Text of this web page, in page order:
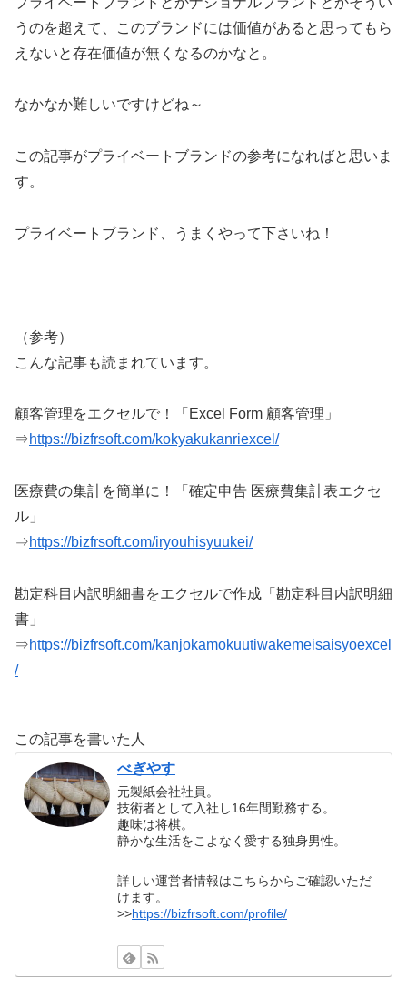
うのを超えて、このブランドには価値があると思ってもら
えないと存在価値が無くなるのかなと。
なかなか難しいですけどね～
この記事がプライベートブランドの参考になればと思いま
す。
プライベートブランド、うまくやって下さいね！
（参考）
こんな記事も読まれています。
顧客管理をエクセルで！「Excel Form 顧客管理」
⇒https://bizfrsoft.com/kokyakukanriexcel/
医療費の集計を簡単に！「確定申告 医療費集計表エクセ
ル」
⇒https://bizfrsoft.com/iryouhisyuukei/
勘定科目内訳明細書をエクセルで作成「勘定科目内訳明細
書」
⇒https://bizfrsoft.com/kanjokamokuutiwakemeisaisyoexcel
/
この記事を書いた人
べぎやす
元製紙会社社員。
技術者として入社し16年間勤務する。
趣味は将棋。
静かな生活をこよなく愛する独身男性。
詳しい運営者情報はこちらからご確認いただ
けます。
>>https://bizfrsoft.com/profile/